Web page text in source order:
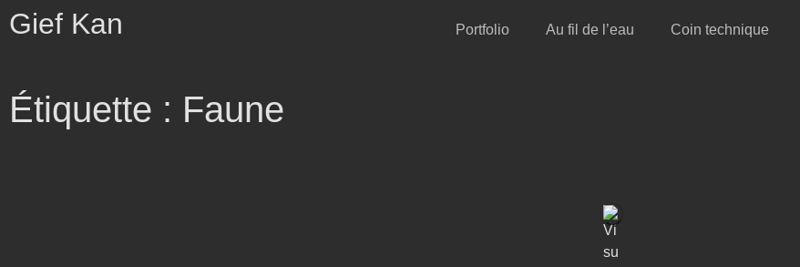
Gief Kan Portfolio Au fil de l’eau Coin technique
Étiquette : Faune